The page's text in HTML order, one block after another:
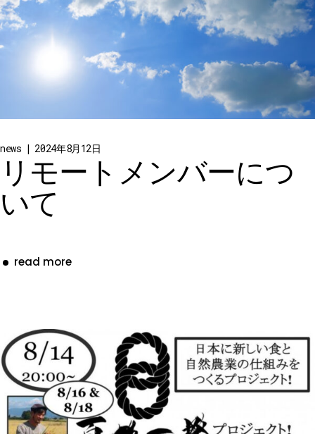
news 2024年8月12日
リモートメンバーにつ
いて
read more